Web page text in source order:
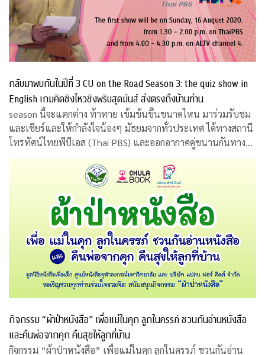
กลับมาพบกันในปีที่ 3 CU on the Road Season 3: the quiz show in
English เกมคิดชิงไหวชิงพริบสุดมันส์ ส่งตรงถึงบ้านท่าน
season นี้จะแตกต่าง ท้าทาย เข้มข้นขึ้นขนาดไหน มาร่วมรับชม
และเชียร์และให้กำลังใจน้องๆ มัธยมจากทั่วประเทศ ได้ทางสถานี
โทรทัศน์ไทยพีบีเอส (Thai PBS) และออกอากาศคู่ขนานกันทาง
สถานีโทรทัศน์เอแอลทีวี (ALTV)
กิจกรรม “ผ้าป่าหนังสือ” เพื่อแม่ในคุก ลูกในครรภ์ ชวนกันอ่านหนังสือ
และคืนพ่อจากคุก คืนสุขให้ลูกที่บ้าน
กิจกรรม “ผ้าป่าหนังสือ” เพื่อแม่ในคุก ลูกในครรภ์ ชวนกันอ่าน